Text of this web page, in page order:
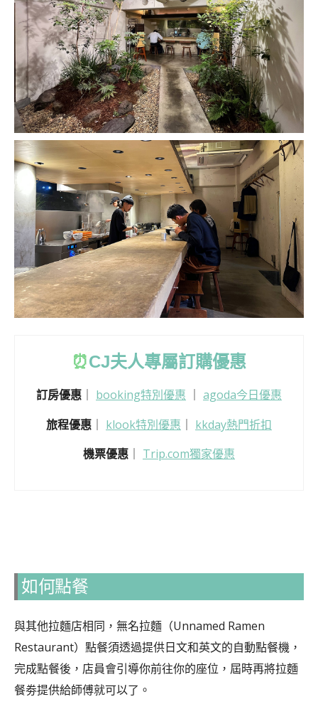
⏰CJ夫人專屬訂購優惠
訂房優惠 booking特別優惠
agoda今日優惠
旅程優惠 ｜ klook特別優惠 ｜ kkday熱門折扣
機票優惠
Trip.com獨家優惠
如何點餐
與其他拉麵店相同，無名拉麵（Unnamed Ramen
Restaurant）點餐須透過提供日文和英文的自動點餐機，
完成點餐後，店員會引導你前往你的座位，屆時再將拉麵
餐劵提供給師傅就可以了。